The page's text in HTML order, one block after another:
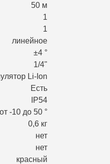
50 м
1
1
линейное
±4 °
1/4"
Li-Ion
Есть
IP54
от -10 до 50 °
0,6 кг
нет
нет
красный